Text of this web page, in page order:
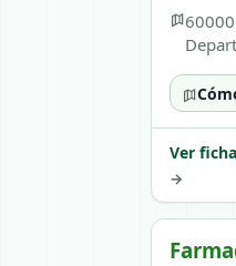
Ver
→